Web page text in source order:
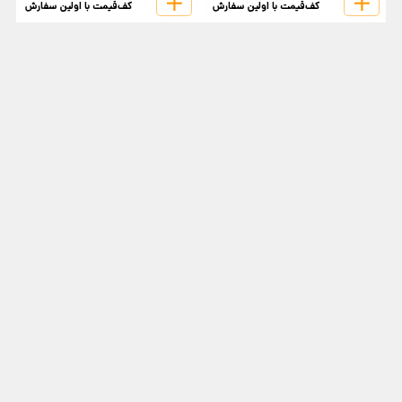
کف‌قیمت با اولین سفارش کف‌قیمت با اولین سفارش